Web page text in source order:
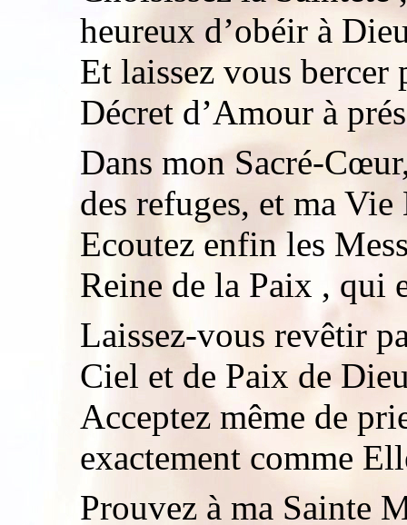
heureux d’obéir à
Et laissez vous
Décret d’Amour à
Dans mon Sacré-
des refuges, et ma
Ecoutez enfin les
Reine de la Paix , qui
Laissez-vous revêtir
Ciel et de Paix de
Acceptez même de
exactement comme
Prouvez à ma Sainte